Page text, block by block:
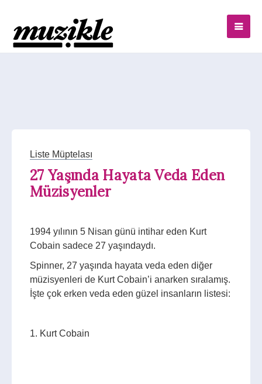
Liste Müptelası
27 Yaşında Hayata Veda Eden
Müzisyenler
1994 yılının 5 Nisan günü intihar eden Kurt
Cobain sadece 27 yaşındaydı.
Spinner, 27 yaşında hayata veda eden diğer
müzisyenleri de Kurt Cobain’i anarken sıralamış.
İşte çok erken veda eden güzel insanların listesi:
1. Kurt Cobain